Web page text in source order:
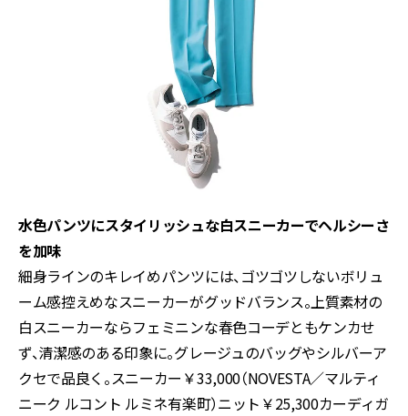
水色パンツにスタイリッシュな白スニーカーでヘルシーさ
を加味
細身ラインのキレイめパンツには、ゴツゴツしないボリュ
ーム感控えめなスニーカーがグッドバランス。上質素材の
白スニーカーならフェミニンな春色コーデともケンカせ
ず、清潔感のある印象に。グレージュのバッグやシルバーア
クセで品良く。スニーカー￥33,000（NOVESTA／マルティ
ニーク ルコント ルミネ有楽町）ニット￥25,300カーディガ